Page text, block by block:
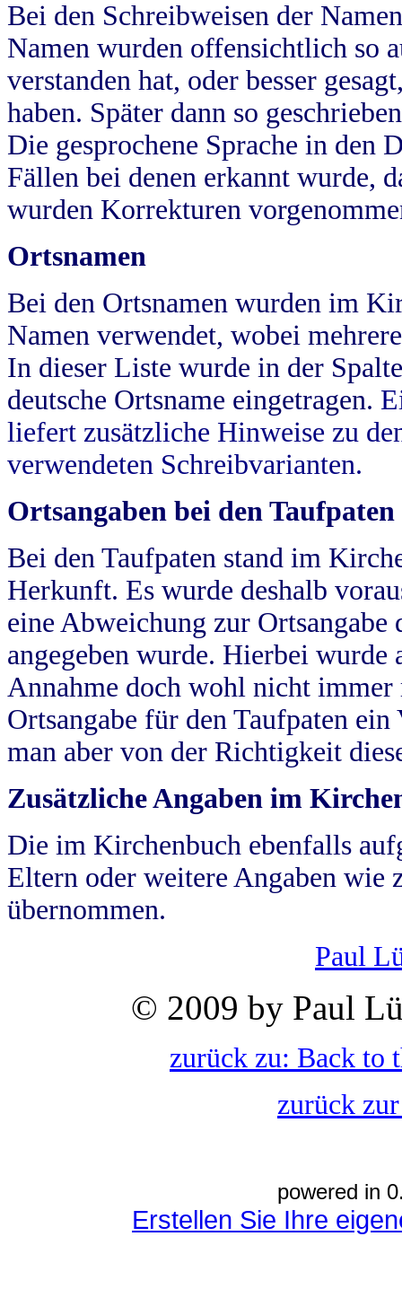
Bei den Schreibweisen der
Namen wurden offensichtlich so
verstanden hat, oder besser
haben. Später dann so
Die gesprochene Sprache in
Fällen bei denen erkannt wurde,
wurden Korrekturen
Ortsnamen
Bei den Ortsnamen wurden im
Namen verwendet, wobei
In dieser Liste wurde in der
deutsche Ortsname eingetragen.
liefert zusätzliche Hinweise zu
verwendeten Schreibvarianten.
Ortsangaben bei den Taufpaten
Bei den Taufpaten stand im
Herkunft. Es wurde deshalb
eine Abweichung zur
angegeben wurde. Hierbei wurde
Annahme doch wohl nicht
Ortsangabe für den Taufpaten
man aber von der Richtigkeit
Zusätzliche Angaben im
Die im Kirchenbuch ebenfalls
Eltern oder weitere Angaben wie
übernommen.
Paul
© 2009 by Paul
zurück zu: Back to
zurück
powered in
Erstellen Sie Ihre